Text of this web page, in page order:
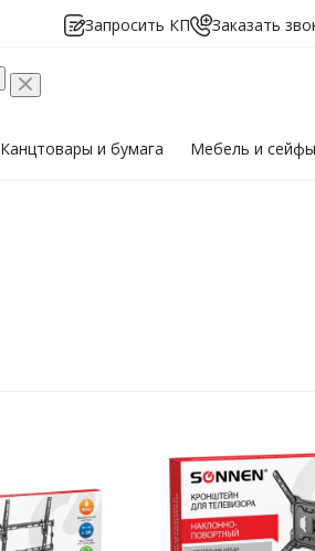
Запросить КП Заказать
Канцтовары и бумага Мебельи сейфы